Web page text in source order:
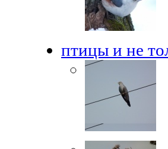
птицы и не